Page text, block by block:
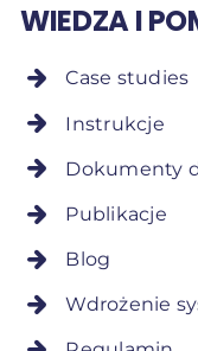
WIEDZA I
Case studies
Instrukcje
Dokumenty
Publikacje
Blog
Wdrożenie